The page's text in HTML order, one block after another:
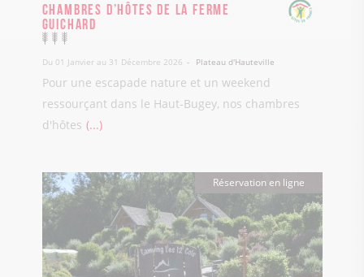
Chambres d’Hôtes de La ferme
Guichard
Du 01 Janvier au 31 Décembre 2026 Plateau d'Hauteville
Pour une escapade nature et un weekend
ressourçant dans le Haut-Bugey, nos chambres
d'hôtes ...
Réservation en ligne